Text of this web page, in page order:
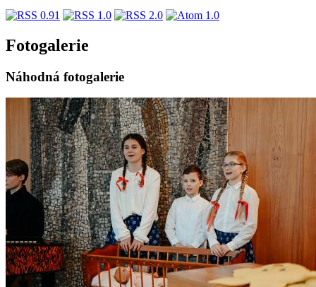
Fotogalerie
Náhodná fotogalerie